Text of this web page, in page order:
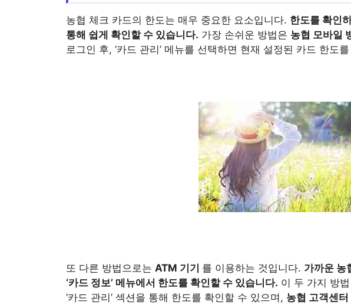
농협 체크 카드의 한도는 매우 중요한 요소입니다. 한도를 확인
통해 쉽게 확인할 수 있습니다. 가장 손쉬운 방법은 농협 모바일
로그인 후, ‘카드 관리’ 메뉴를 선택하면 현재 설정된 카드 한도
또 다른 방법으로는 ATM 기기 를 이용하는 것입니다. 가까운 농
‘카드 정보’ 메뉴에서 한도를 확인할 수 있습니다. 이 두 가지 방
‘카드 관리’ 섹션을 통해 한도를 확인할 수 있으며, 농협 고객센터